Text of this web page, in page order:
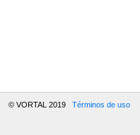
© VORTAL 2019 Términos de uso